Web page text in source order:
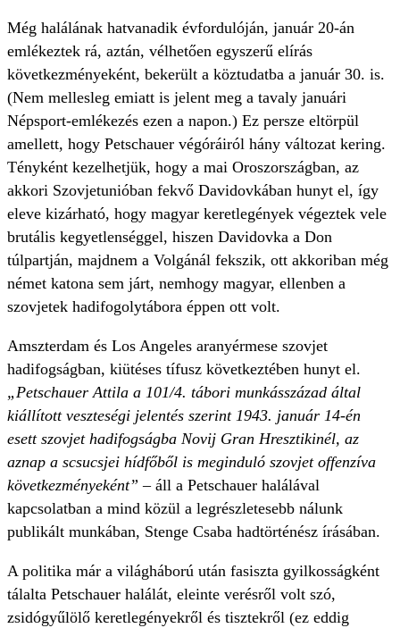
Még halálának hatvanadik évfordulóján, január 20-án
emlékeztek rá, aztán, vélhetően egyszerű elírás
következményeként, bekerült a köztudatba a január 30. is.
(Nem mellesleg emiatt is jelent meg a tavaly januári
Népsport-emlékezés ezen a napon.) Ez persze eltörpül
amellett, hogy Petschauer végóráiról hány változat kering.
Tényként kezelhetjük, hogy a mai Oroszországban, az
akkori Szovjetunióban fekvő Davidovkában hunyt el, így
eleve kizárható, hogy magyar keretlegények végeztek vele
brutális kegyetlenséggel, hiszen Davidovka a Don
túlpartján, majdnem a Volgánál fekszik, ott akkoriban még
német katona sem járt, nemhogy magyar, ellenben a
szovjetek hadifogolytábora éppen ott volt.
Amszterdam és Los Angeles aranyérmese szovjet
hadifogságban, kiütéses tífusz következtében hunyt el.
„Petschauer Attila a 101/4. tábori munkásszázad által
kiállított veszteségi jelentés szerint 1943. január 14-én
esett szovjet hadifogságba Novij Gran Hresztikinél, az
aznap a scsucsjei hídfőből is meginduló szovjet offenzíva
következményeként”– áll a Petschauer halálával
kapcsolatban a mind közül a legrészletesebb nálunk
publikált munkában, Stenge Csaba hadtörténész írásában.
A politika már a világháború után fasiszta gyilkosságként
tálalta Petschauer halálát, eleinte verésről volt szó,
zsidógyűlölő keretlegényekről és tisztekről (ez eddig